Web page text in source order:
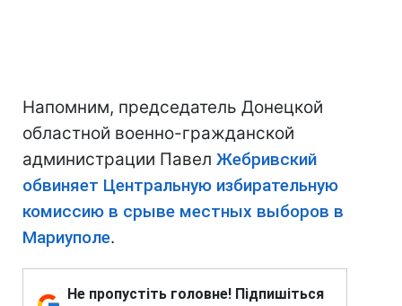
Напомним, председатель Донецкой
областной военно-гражданской
администрации Павел Жебривский
обвиняет Центральную избирательную
комиссию в срыве местных выборов в
Мариуполе.
Не пропустіть головне! Підпишіться